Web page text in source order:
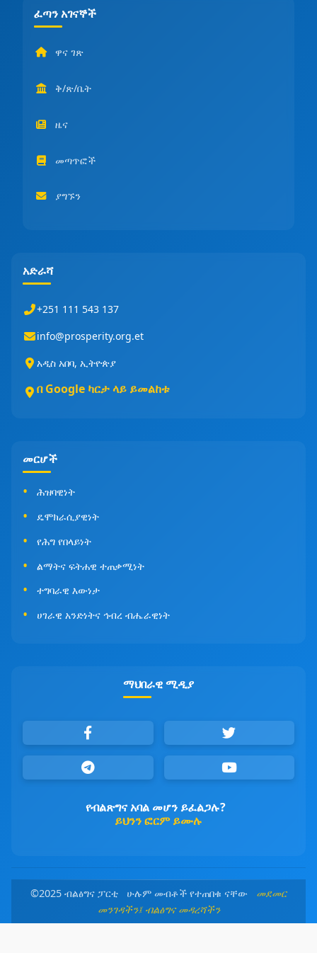
ፈጣን አገናኞች
ዋና ገጽ
ቅ/ጽ/ቤት
ዜና
መጣጥፎች
ያግኙን
አድራሻ
+251 111 543 137
info@prosperity.org.et
አዲስ አበባ, ኢትዮጵያ
በ Google ካርታ ላይ ይመልከቱ
መርሆች
ሕዝባዊነት
ዴሞክራሲያዊነት
የሕግ የበላይነት
ልማትና ፍትሐዊ ተጠቃሚነት
ተግባራዊ እውነታ
ሀገራዊ አንድነትና ኅብረ ብሔራዊነት
ማህበራዊ ሚዲያ
የብልጽግና አባል መሆን ይፈልጋሉ?
ይህንን ፎርም ይሙሉ
©2025 ብልፅግና ፓርቲ ሁሉም መብቶች የተጠበቁ ናቸው መደመር
መንገዳችን፤ ብልፅግና መዳረሻችን